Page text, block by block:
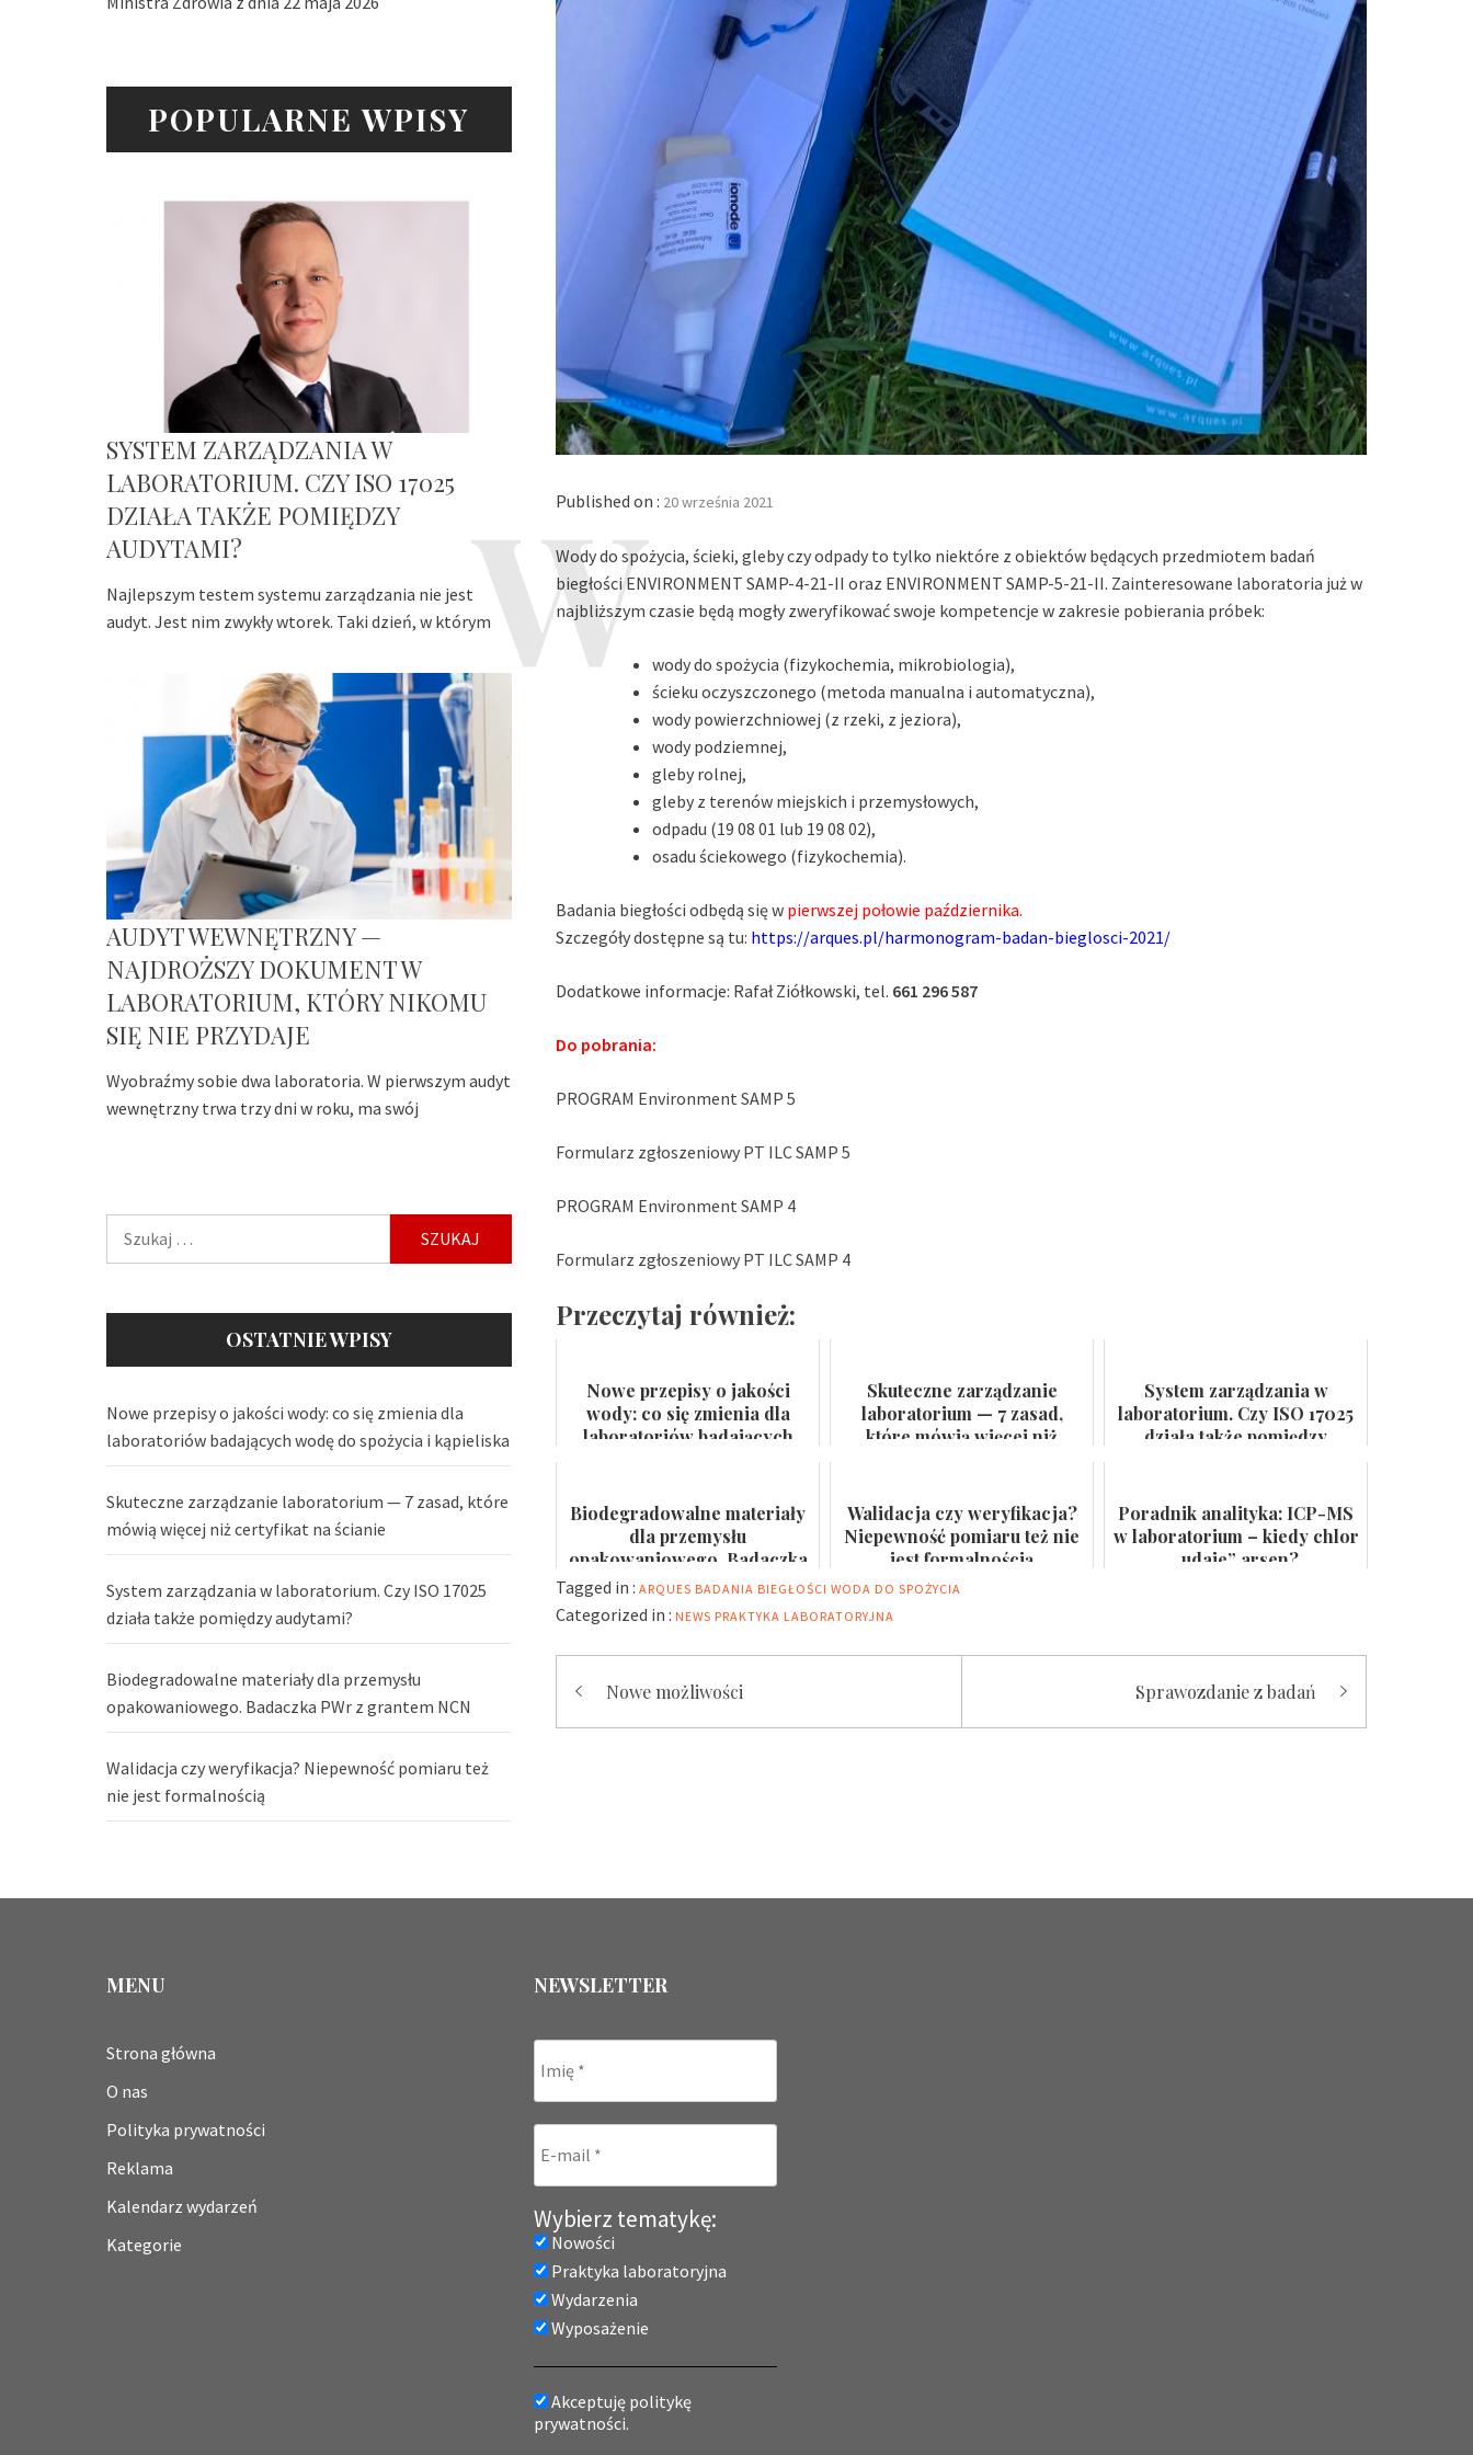
Published on : 20 września 2021
Wody do spożycia, ścieki, gleby czy odpady to tylko niektóre z obiektów będących przedmiotem badań
biegłości ENVIRONMENT SAMP-4-21-II oraz ENVIRONMENT SAMP-5-21-II. Zainteresowane laboratoria już w
najbliższym czasie będą mogły zweryfikować swoje kompetencje w zakresie pobierania próbek:
wody do spożycia (fizykochemia, mikrobiologia),
ścieku oczyszczonego (metoda manualna i automatyczna),
wody powierzchniowej (z rzeki, z jeziora),
wody podziemnej,
gleby rolnej,
gleby z terenów miejskich i przemysłowych,
odpadu (19 08 01 lub 19 08 02),
osadu ściekowego (fizykochemia).
Badania biegłości odbędą się w pierwszej połowie października.
Szczegóły dostępne są tu: https://arques.pl/harmonogram-badan-bieglosci-2021/
Dodatkowe informacje: Rafał Ziółkowski, tel. 661 296 587
Do pobrania:
PROGRAM Environment SAMP 5
Formularz zgłoszeniowy PT ILC SAMP 5
PROGRAM Environment SAMP 4
Formularz zgłoszeniowy PT ILC SAMP 4
Przeczytaj również:
Nowe przepisy o jakości
wody: co się zmienia dla
laboratoriów badających
Skuteczne zarządzanie
laboratorium — 7 zasad,
które mówią więcej niż
System zarządzania w
laboratorium. Czy ISO 17025
działa także pomiędzy
Biodegradowalne materiały
dla przemysłu
opakowaniowego. Badaczka
PWr z grantem NCN
Walidacja czy weryfikacja?
Niepewność pomiaru też nie
jest formalnością
Poradnik analityka: ICP-MS
w laboratorium – kiedy chlor
„udaje” arsen?
Tagged in : ARQUES BADANIA BIEGŁOŚCI WODA DO SPOŻYCIA
Categorized in : NEWS PRAKTYKA LABORATORYJNA
wpisu
Nowe możliwości Sprawozdanie z badań
POPULARNE WPISY
SYSTEM ZARZĄDZANIA W
LABORATORIUM. CZY ISO 17025
DZIAŁA TAKŻE POMIĘDZY
AUDYTAMI?
Najlepszym testem systemu zarządzania nie jest
audyt. Jest nim zwykły wtorek. Taki dzień, w którym
AUDYT WEWNĘTRZNY —
NAJDROŻSZY DOKUMENT W
LABORATORIUM, KTÓRY NIKOMU
SIĘ NIE PRZYDAJE
Wyobraźmy sobie dwa laboratoria. W pierwszym audyt
wewnętrzny trwa trzy dni w roku, ma swój
OSTATNIE WPISY
Nowe przepisy o jakości wody: co się zmienia dla
laboratoriów badających wodę do spożycia i kąpieliska
Skuteczne zarządzanie laboratorium — 7 zasad, które
mówią więcej niż certyfikat na ścianie
System zarządzania w laboratorium. Czy ISO 17025
działa także pomiędzy audytami?
Biodegradowalne materiały dla przemysłu
opakowaniowego. Badaczka PWr z grantem NCN
Walidacja czy weryfikacja? Niepewność pomiaru też
nie jest formalnością
MENU
Strona główna
O nas
Polityka prywatności
Reklama
Kalendarz wydarzeń
Kategorie
NEWSLETTER
Wybierz tematykę:
Nowości
Praktyka laboratoryjna
Wydarzenia
Wyposażenie
Akceptuję politykę
prywatności.